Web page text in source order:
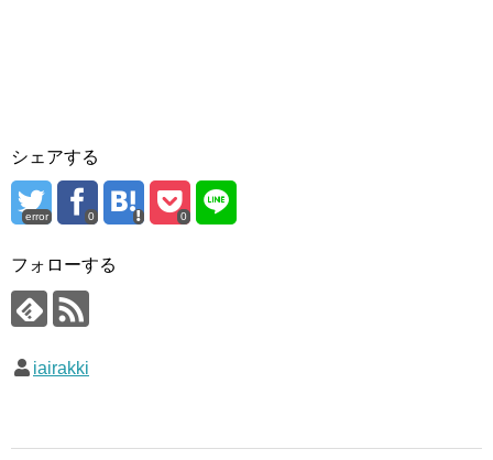
シェアする
error 0 0
フォローする
iairakki